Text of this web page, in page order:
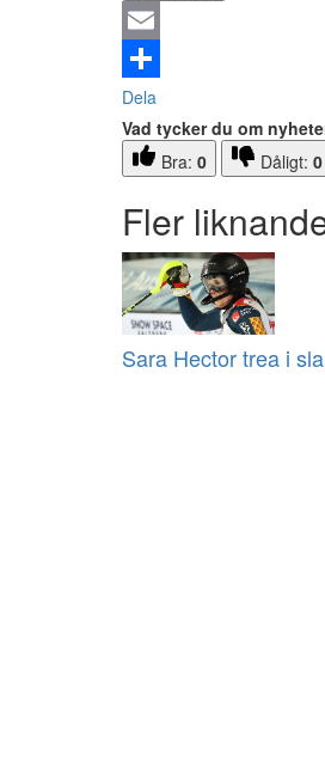
Email
Dela
Vad tycker du om
Bra: 0 Dåligt: 0
Fler
Sara Hector trea i